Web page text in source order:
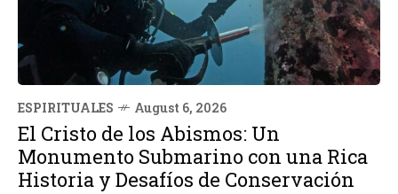
ESPIRITUALES August 6, 2026
El Cristo de los Abismos: Un
Monumento Submarino con una Rica
Historia y Desafíos de Conservación